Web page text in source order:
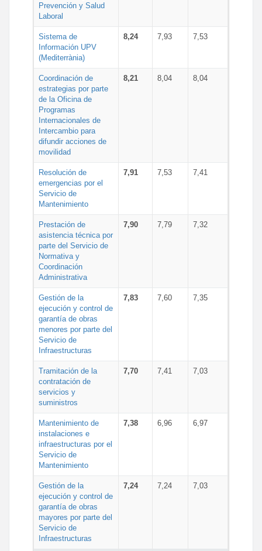
Prevención y Salud
Laboral
Sistema de
Información UPV
(Mediterrània)
8,24 7,93 7,53
Coordinación de
estrategias por parte
de la Oficina de
Programas
Internacionales de
Intercambio para
difundir acciones de
movilidad
8,21 8,04 8,04
Resolución de
emergencias por el
Servicio de
Mantenimiento
7,91 7,53 7,41
Prestación de
asistencia técnica por
parte del Servicio de
Normativa y
Coordinación
Administrativa
7,90 7,79 7,32
Gestión de la
ejecución y control de
garantía de obras
menores por parte del
Servicio de
Infraestructuras
7,83 7,60 7,35
Tramitación de la
contratación de
servicios y
suministros
7,70 7,41 7,03
Mantenimiento de
instalaciones e
infraestructuras por el
Servicio de
Mantenimiento
7,38 6,96 6,97
Gestión de la
ejecución y control de
garantía de obras
mayores por parte del
Servicio de
Infraestructuras
7,24 7,24 7,03